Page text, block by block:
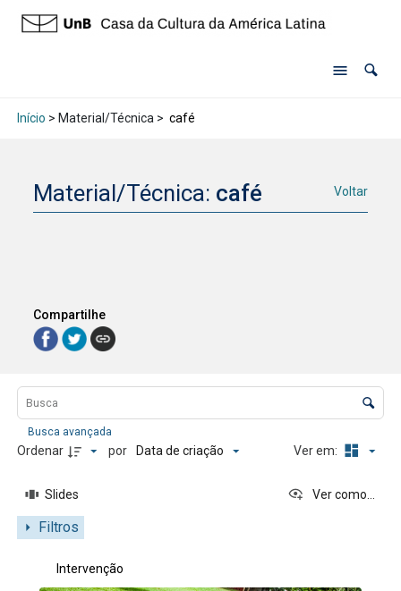
Início > Material/Técnica > café
Material/Técnica: café Voltar
Compartilhe
Lista de itens
Controle de ordenação e visualização
Filtros
Busca avançada
Ordenar por Data de criação Ver em:
Slides Ver como...
Resultados da lista de itens
Intervenção